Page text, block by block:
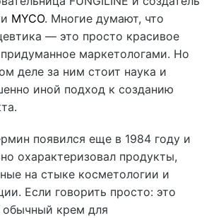
MYCO. Многие думают, что
— это просто красивое
маркетологами. Но
деле за ним стоит наука и
иной подход к созданию
появился еще в 1984 году и
охарактеризовал продукты,
на стыке косметологии и
Если говорить просто: это
крем для